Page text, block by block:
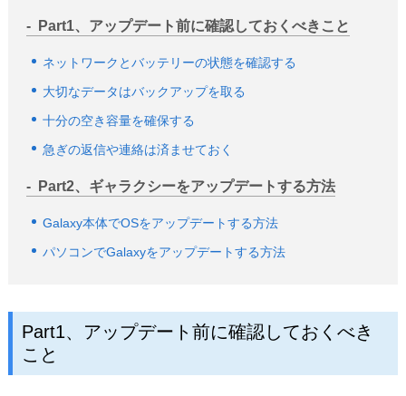
Part1、アップデート前に確認しておくべきこと
ネットワークとバッテリーの状態を確認する
大切なデータはバックアップを取る
十分の空き容量を確保する
急ぎの返信や連絡は済ませておく
Part2、ギャラクシーをアップデートする方法
Galaxy本体でOSをアップデートする方法
パソコンでGalaxyをアップデートする方法
Part1、アップデート前に確認しておくべき
こと